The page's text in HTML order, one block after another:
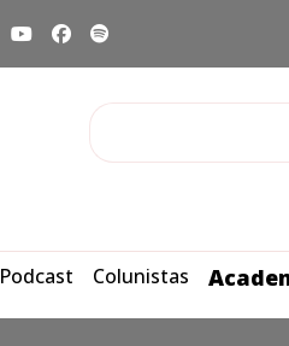
Podcast Colunistas